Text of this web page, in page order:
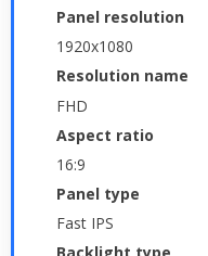
Panel resolution
1920x1080
Resolution name
FHD
Aspect ratio
16:9
Panel type
Fast IPS